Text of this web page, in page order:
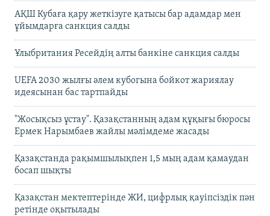
АҚШ Кубаға қару жеткізуге қатысы бар адамдар мен
ұйымдарға санкция салды
Ұлыбритания Ресейдің алты банкіне санкция салды
UEFA 2030 жылғы әлем кубогына бойкот жариялау
идеясынан бас тартпайды
"Жосықсыз ұстау". Қазақстанның адам құқығы бюросы
Ермек Нарымбаев жайлы мәлімдеме жасады
Қазақстанда рақымшылықпен 1,5 мың адам қамаудан
босап шықты
Қазақстан мектептерінде ЖИ, цифрлық қауіпсіздік пән
ретінде оқытылады